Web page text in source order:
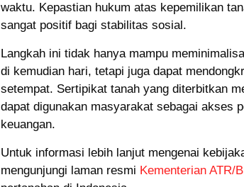
waktu. Kepastian hukum atas kepemilikan
sangat positif bagi stabilitas sosial.
Langkah ini tidak hanya mampu
di kemudian hari, tetapi juga dapat
setempat. Sertipikat tanah yang diterbitkan
dapat digunakan masyarakat sebagai akses
keuangan.
Untuk informasi lebih lanjut mengenai
mengunjungi laman resmi Kementerian ATR/